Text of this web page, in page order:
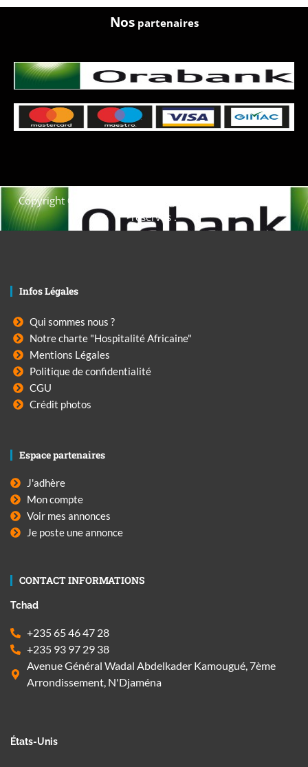
Nospartenaires
Copyright © 2021. Afrique-voyage-découverte tous droits
réservés .
Infos Légales
Qui sommes nous ?
Notre charte "Hospitalité Africaine"
Mentions Légales
Politique de confidentialité
CGU
Crédit photos
Espace partenaires
J'adhère
Mon compte
Voir mes annonces
Je poste une annonce
CONTACT INFORMATIONS
Tchad
+235 65 46 47 28
+235 93 97 29 38
Avenue Général Wadal Abdelkader Kamougué, 7ème
Arrondissement, N'Djaména
États-Unis